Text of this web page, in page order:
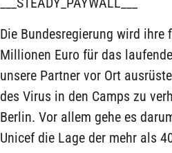
Die Bundesregierung wird
Millionen Euro für das
unsere Partner vor Ort
des Virus in den Camps zu
Berlin. Vor allem gehe es
Unicef die Lage der mehr als